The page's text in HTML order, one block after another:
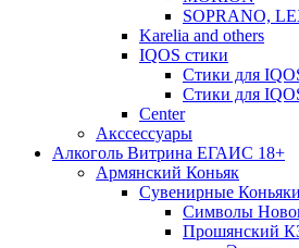
SOPRANO,
Karelia and others
IQOS стики
Стики для
Стики для
Сenter
Акссессуары
Алкоголь Витрина ЕГАИС 18+
Армянский Коньяк
Сувенирные Коньяки
Символы
Прошянский